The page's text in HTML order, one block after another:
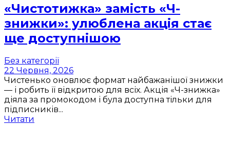
«Чистотижка» замість «Ч-
знижки»: улюблена акція стає
ще доступнішою
Без категорії
22 Червня, 2026
Чистенько оновлює формат найбажанішої знижки
— і робить її відкритою для всіх. Акція «Ч-знижка»
діяла за промокодом і була доступна тільки для
підписників...
Читати